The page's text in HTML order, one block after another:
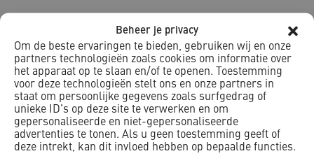
Beheer je privacy
Om de beste ervaringen te bieden, gebruiken wij en onze
partners technologieën zoals cookies om informatie over
het apparaat op te slaan en/of te openen. Toestemming
voor deze technologieën stelt ons en onze partners in
staat om persoonlijke gegevens zoals surfgedrag of
unieke ID's op deze site te verwerken en om
gepersonaliseerde en niet-gepersonaliseerde
advertenties te tonen. Als u geen toestemming geeft of
deze intrekt, kan dit invloed hebben op bepaalde functies.
Klik om marketing cookies te accepteren en
deze inhoud in te schakelen